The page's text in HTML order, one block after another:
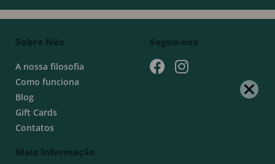
Sobre Nós
A nossa filosofia
Como funciona
Blog
Gift Cards
Contatos
Mais Informação
Segue-nos